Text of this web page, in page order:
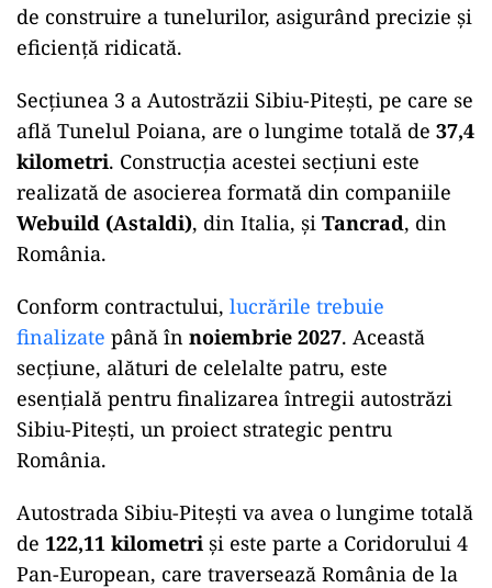
de construire a tunelurilor, asigurând precizie și
eficiență ridicată.
Secțiunea 3 a Autostrăzii Sibiu-Pitești, pe care se
află Tunelul Poiana, are o lungime totală de 37,4
kilometri. Construcția acestei secțiuni este
realizată de asocierea formată din companiile
Webuild (Astaldi), din Italia, și Tancrad, din
România.
Conform contractului, lucrările trebuie
finalizate până în noiembrie 2027. Această
secțiune, alături de celelalte patru, este
esențială pentru finalizarea întregii autostrăzi
Sibiu-Pitești, un proiect strategic pentru
România.
Autostrada Sibiu-Pitești va avea o lungime totală
de 122,11 kilometri și este parte a Coridorului 4
Pan-European, care traversează România de la